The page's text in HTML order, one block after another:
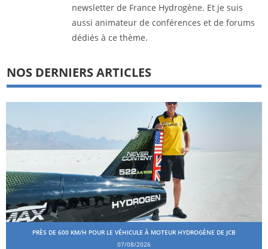
newsletter de France Hydrogène. Et je suis
aussi animateur de conférences et de forums
dédiés à ce thème.
NOS DERNIERS ARTICLES
PRÈS DE 600 KM/H POUR LE VÉHICULE À MOTEUR HYDROGÈNE DE JCB
07/08/2026